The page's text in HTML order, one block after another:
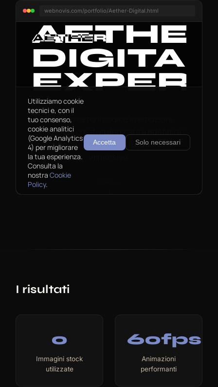
webnovis.com/portfolio/Aether-Digital.html
I risultati
0
Immagini stock
utilizzate
60fps
Animazioni
performanti